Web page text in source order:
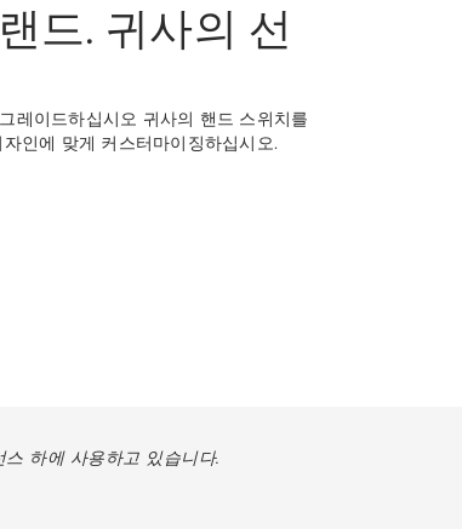
드. 귀사의 선
레이드하십시오 귀사의 핸드 스위치를
인에 맞게 커스터마이징하십시오.
하에 사용하고 있습니다.